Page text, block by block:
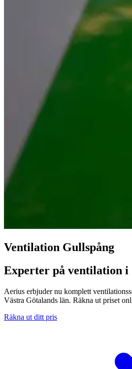
Ventilation Gullspång
Experter på ventilation i
Aerius erbjuder nu komplett
Västra Götalands län. Räkna ut priset
Räkna ut ditt pris